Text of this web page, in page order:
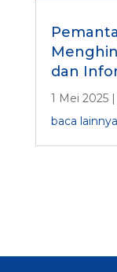
dan
1 Mei 2025|
baca lainnya